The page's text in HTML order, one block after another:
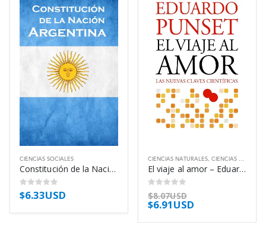
CIENCIAS SOCIALES
Constitución de la Nación Argentina – Asamblea Constituyente 1853
0out of 5
$6.33USD
CIENCIAS NATURALES, CIENCIAS SOCIALES
El viaje al amor – Eduardo Punset
0out of 5
$8.07USD
$6.91USD